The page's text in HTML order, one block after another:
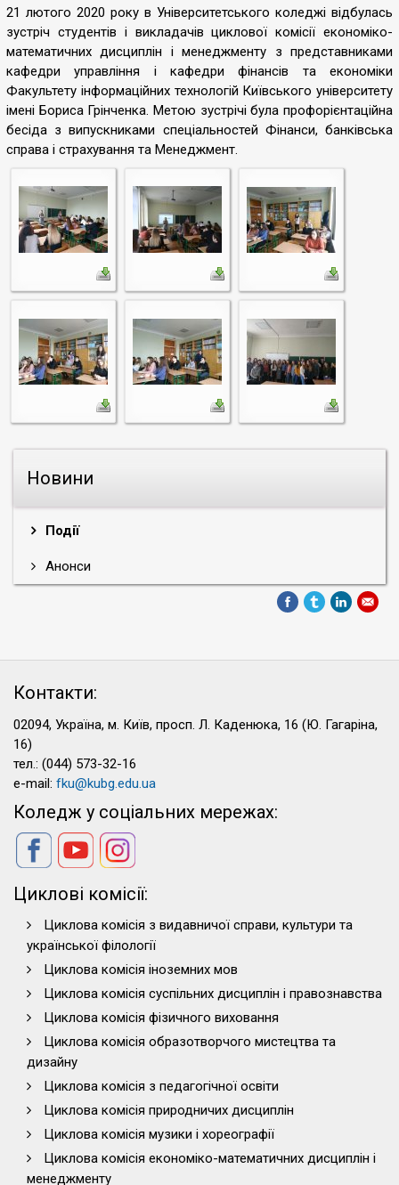
Новини
Події
Анонси
21 лютого 2020 року в Університетського коледжі відбулась
зустріч студентів і викладачів циклової комісії економіко-
математичних дисциплін і менеджменту з представниками
кафедри управління і кафедри фінансів та економіки
Факультету інформаційних технологій Київського університету
імені Бориса Грінченка. Метою зустрічі була профорієнтаційна
бесіда з випускниками спеціальностей Фінанси, банківська
справа і страхування та Менеджмент.
Контакти:
02094, Україна, м. Київ, просп. Л. Каденюка, 16 (Ю. Гагаріна,
16)
тел.: (044) 573-32-16
e-mail: fku@kubg.edu.ua
Коледж у соціальних мережах:
Циклові комісії:
Циклова комісія з видавничої справи, культури та
української філології
Циклова комісія іноземних мов
Циклова комісія суспільних дисциплін і правознавства
Циклова комісія фізичного виховання
Циклова комісія образотворчого мистецтва та
дизайну
Циклова комісія з педагогічної освіти
Циклова комісія природничих дисциплін
Циклова комісія музики і хореографії
Циклова комісія економіко-математичних дисциплін і
менеджменту